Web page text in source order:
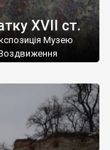
XVII ст.
Музею
та Л. Обухович з
твору є
передали у фонди